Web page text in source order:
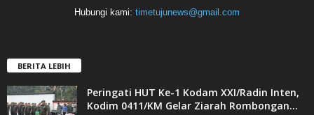
Hubungi kami: timetujunews@gmail.com
BERITA LEBIH
Peringati HUT Ke-1 Kodam XXI/Radin Inten,
Kodim 0411/KM Gelar Ziarah Rombongan...